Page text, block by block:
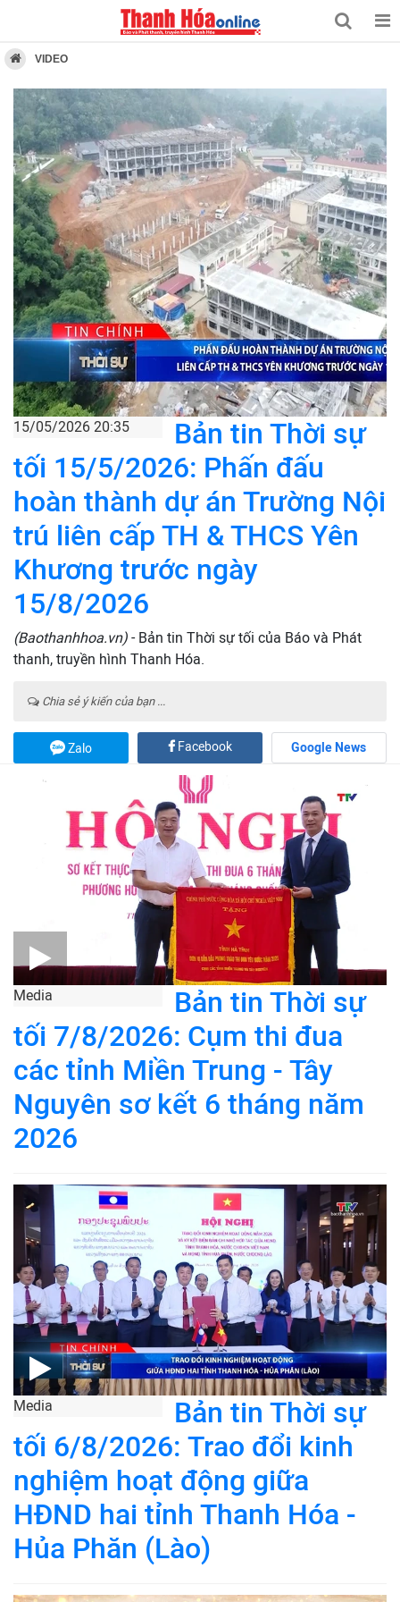
VIDEO
15/05/2026 20:35
Bản tin Thời sự
tối 15/5/2026: Phấn đấu
hoàn thành dự án Trường Nội
trú liên cấp TH & THCS Yên
Khương trước ngày
15/8/2026
(Baothanhhoa.vn) - Bản tin Thời sự tối của Báo và Phát
thanh, truyền hình Thanh Hóa.
Chia sẻ ý kiến của bạn ...
Zalo Facebook Google News
Media
Bản tin Thời sự
tối 7/8/2026: Cụm thi đua
các tỉnh Miền Trung - Tây
Nguyên sơ kết 6 tháng năm
2026
Media
Bản tin Thời sự
tối 6/8/2026: Trao đổi kinh
nghiệm hoạt động giữa
HĐND hai tỉnh Thanh Hóa -
Hủa Phăn (Lào)